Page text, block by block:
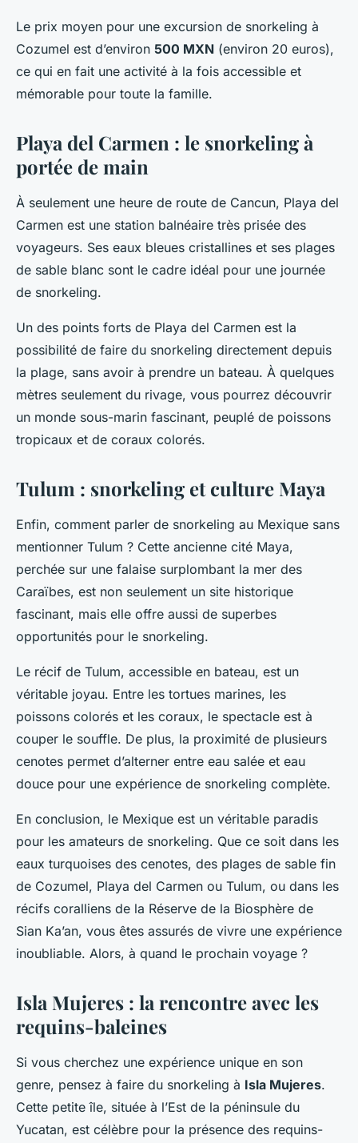
Le prix moyen pour une excursion de snorkeling à
Cozumel est d’environ 500 MXN (environ 20 euros),
ce qui en fait une activité à la fois accessible et
mémorable pour toute la famille.
Playa del Carmen : le snorkeling à
portée de main
À seulement une heure de route de Cancun, Playa del
Carmen est une station balnéaire très prisée des
voyageurs. Ses eaux bleues cristallines et ses plages
de sable blanc sont le cadre idéal pour une journée
de snorkeling.
Un des points forts de Playa del Carmen est la
possibilité de faire du snorkeling directement depuis
la plage, sans avoir à prendre un bateau. À quelques
mètres seulement du rivage, vous pourrez découvrir
un monde sous-marin fascinant, peuplé de poissons
tropicaux et de coraux colorés.
Tulum : snorkeling et culture Maya
Enfin, comment parler de snorkeling au Mexique sans
mentionner Tulum ? Cette ancienne cité Maya,
perchée sur une falaise surplombant la mer des
Caraïbes, est non seulement un site historique
fascinant, mais elle offre aussi de superbes
opportunités pour le snorkeling.
Le récif de Tulum, accessible en bateau, est un
véritable joyau. Entre les tortues marines, les
poissons colorés et les coraux, le spectacle est à
couper le souffle. De plus, la proximité de plusieurs
cenotes permet d’alterner entre eau salée et eau
douce pour une expérience de snorkeling complète.
En conclusion, le Mexique est un véritable paradis
pour les amateurs de snorkeling. Que ce soit dans les
eaux turquoises des cenotes, des plages de sable fin
de Cozumel, Playa del Carmen ou Tulum, ou dans les
récifs coralliens de la Réserve de la Biosphère de
Sian Ka’an, vous êtes assurés de vivre une expérience
inoubliable. Alors, à quand le prochain voyage ?
Isla Mujeres : la rencontre avec les
requins-baleines
Si vous cherchez une expérience unique en son
genre, pensez à faire du snorkeling à Isla Mujeres.
Cette petite île, située à l’Est de la péninsule du
Yucatan, est célèbre pour la présence des requins-